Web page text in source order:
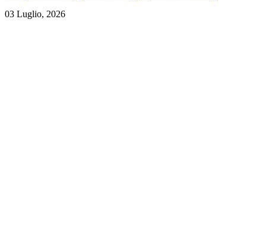
03 Luglio, 2026